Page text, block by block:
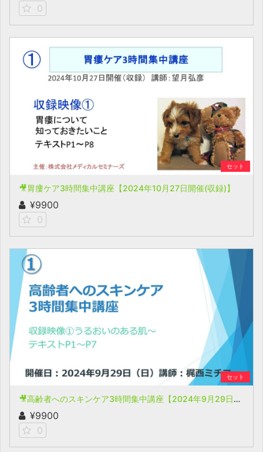
0
セット
🎥胃瘻ケア3時間集中講座【2024年10月27日開催(収録)】
¥9900
0
セット
🎥高齢者へのスキンケア3時間集中講座【2024年9月29日開催(収録)】
¥9900
0